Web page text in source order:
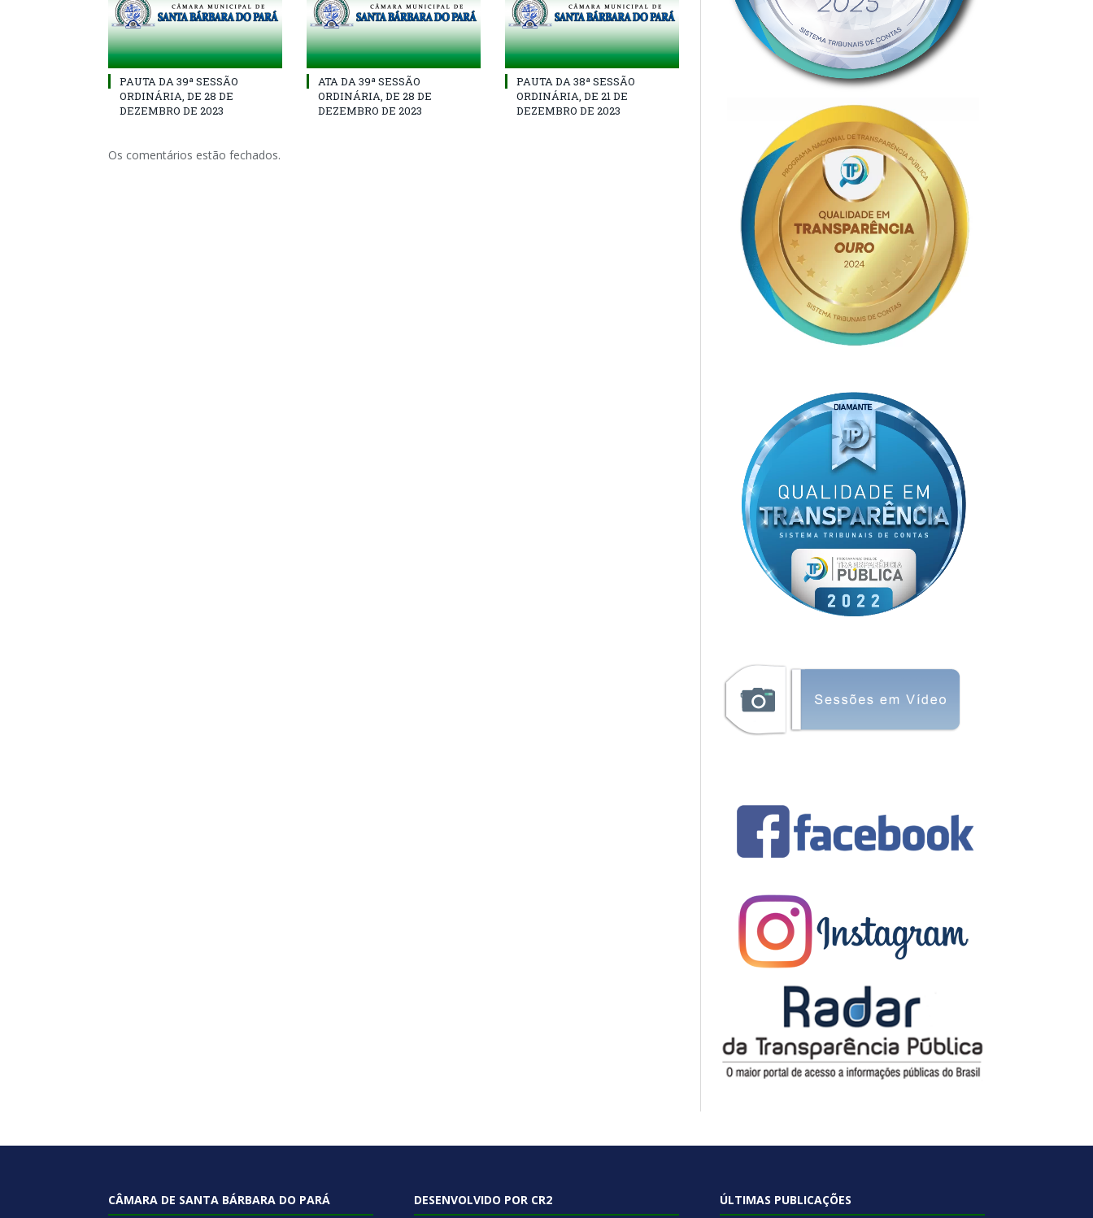
PAUTA DA 39ª SESSÃO
ORDINÁRIA, DE 28 DE
DEZEMBRO DE 2023
ATA DA 39ª SESSÃO
ORDINÁRIA, DE 28 DE
DEZEMBRO DE 2023
PAUTA DA 38ª SESSÃO
ORDINÁRIA, DE 21 DE
DEZEMBRO DE 2023
Os comentários estão fechados.
CÂMARA DE SANTA BÁRBARA DO PARÁ DESENVOLVIDO POR CR2 ÚLTIMAS PUBLICAÇÕES